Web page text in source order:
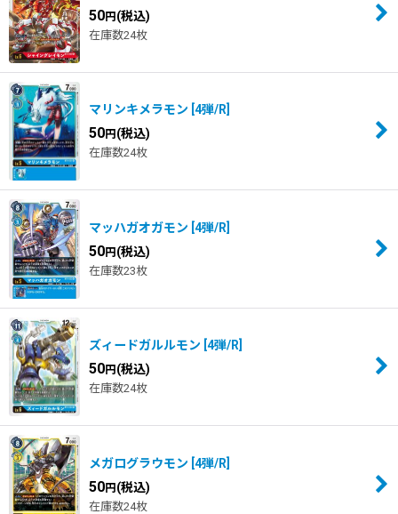
50円 (税込)
在庫数24枚
マリンキメラモン 4弾/R
50円 (税込)
在庫数24枚
マッハガオガモン 4弾/R
50円 (税込)
在庫数23枚
ズィードガルルモン 4弾/R
50円 (税込)
在庫数24枚
メガログラウモン 4弾/R
50円 (税込)
在庫数24枚